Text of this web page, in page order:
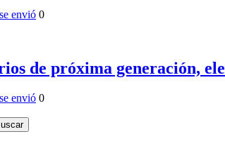
envió 0
de próxima generación,
envió 0